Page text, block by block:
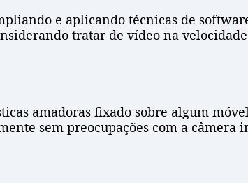
e aplicando técnicas de
tratar de vídeo na
amadoras fixado sobre algum
sem preocupações com a